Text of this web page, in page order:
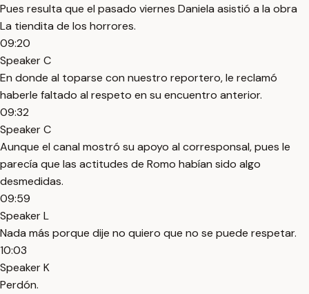
Pues resulta que el pasado viernes Daniela asistió a la obra
La tiendita de los horrores.
09:20
Speaker C
En donde al toparse con nuestro reportero, le reclamó
haberle faltado al respeto en su encuentro anterior.
09:32
Speaker C
Aunque el canal mostró su apoyo al corresponsal, pues le
parecía que las actitudes de Romo habían sido algo
desmedidas.
09:59
Speaker L
Nada más porque dije no quiero que no se puede respetar.
10:03
Speaker K
Perdón.